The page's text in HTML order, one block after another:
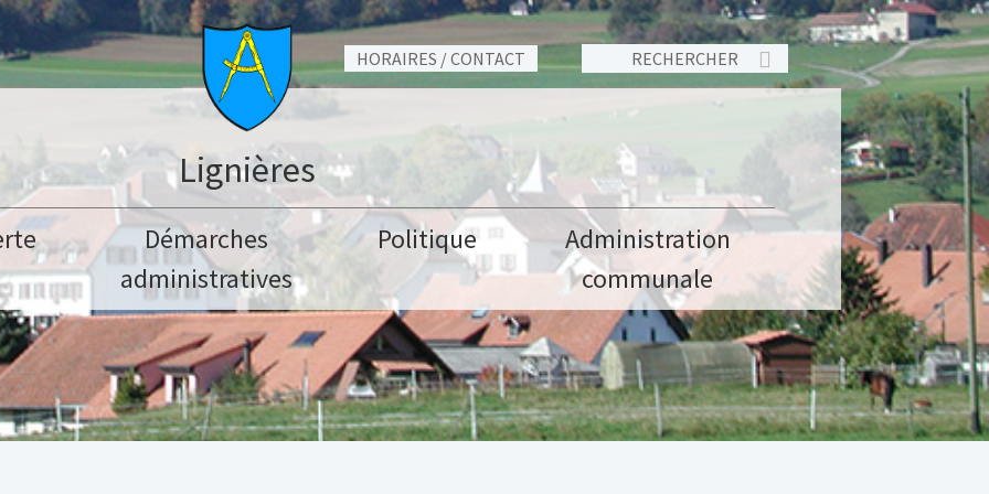
HORAIRES / CONTACT
Lignières
Démarches
administratives
Politique
Administration
communale